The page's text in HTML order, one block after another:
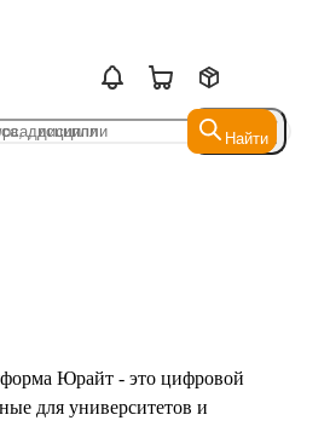
Найти
Найти
Юрайт - это цифровой
для университетов и